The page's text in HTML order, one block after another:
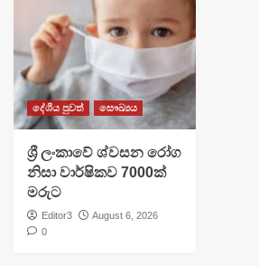
දේශීය පුවත් සෞඛ්‍යය
ශ්‍රී ලංකාවේ ශ්වසන රෝග
නිසා වාර්ෂිකව 7000ක්
මරුට
Editor3
August 6, 2026
0